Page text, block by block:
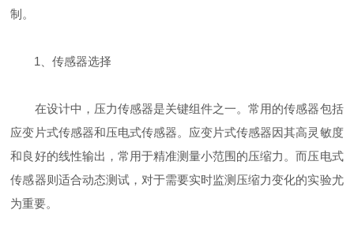
制。
1、传感器选择
在设计中，压力传感器是关键组件之一。常用的传感器包括
应变片式传感器和压电式传感器。应变片式传感器因其高灵敏度
和良好的线性输出，常用于精准测量小范围的压缩力。而压电式
传感器则适合动态测试，对于需要实时监测压缩力变化的实验尤
为重要。